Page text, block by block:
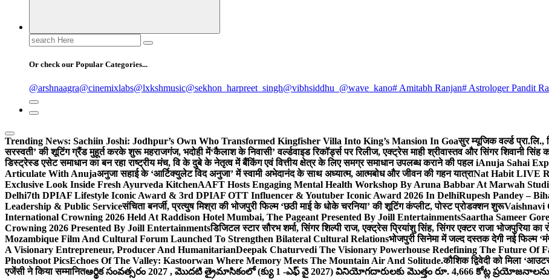
Search
for:
Or check our Popular Categories...
@arshnaagra@cinemixlabs@lxkshmusic@sekhon_harpreet_singh@vibhsiddhu_ @wave_kano# Amitabh Ranjan# Astrologer Pandit
Trending News: Sachiin Joshi: Jodhpur’s Own Who Transformed Kingfisher Villa Into King’s Mansion In Goaसुर म्यूजिक वर्ल्ड प्रा.लि.,
सरस्वती’ की शूटिंग ग्रैंड मुहूर्त करके शुरू महराजगंज, भदोही में‘कैलाश के निवासी’ वर्ल्डवाइड रिकॉर्ड्स पर रिलीज, एक्ट्रेस माही श्रीवास्तव और सिंगर शिवानी सिंह
डिस्ट्रेस्ड एसेट समाधान का बन रहा राष्ट्रीय मंच, वि के दुबे के नेतृत्व में बैंकिंग एवं वित्तीय क्षेत्र के लिए समग्र समाधान उपलब्ध कराने की पहल iAnuja Sahai
Articulate With Anujaअनुजा सहाई के ‘आर्टिक्युलेट विद अनुजा’ में स्वामी अभेदानंद के साथ अध्यात्म, आत्मबोध और जीवन की गहन यात्राNat Habit LIVE
Exclusive Look Inside Fresh Ayurveda KitchenAAFT Hosts Engaging Mental Health Workshop By Aruna Babbar At Marwah
Delhi7th DPIAF Lifestyle Iconic Award & 3rd DPIAF OTT Influencer & Youtuber Iconic Award 2026 In DelhiRupesh Pandey –
Leadership & Public Serviceसंचिता बनर्जी, प्रत्युष मिश्रा की भोजपुरी फिल्म ‘छठी माई के धोके चरनिया’ की शूटिंग कंप्लीट, पोस्ट प्रोडक्शन शुरूVaishnavi
International Crowning 2026 Held At Raddison Hotel Mumbai, The Pageant Presented By Joill EntertainmentsSaartha Sameer
Crowning 2026 Presented By Joill Entertainmentsडिजिटल स्टार सौरभ शर्मा, सिंगर शिल्पी राज, एक्ट्रेस प्रियांशु सिंह, सिंगर एक्टर राजा भोजपुरिया का
Mozambique Film And Cultural Forum Launched To Strengthen Bilateral Cultural Relationsभोजपुरी सिनेमा में जल्द दस्तक देगी नई फिल्म
A Visionary Entrepreneur, Producer And HumanitarianDeepak Chaturvedi The Visionary Powerhouse Redefining The Future Of
Photoshoot PicsEchoes Of The Valley: Kastoorwan Where Memory Meets The Mountain Air And Solitude.कौशिक द्विवेदी को मिला
एजेंसी ने किया सम्मानितఆర్థిక సంవత్సరం 2027 , మొదటి త్రైమాసికంలో (క్యు 1 -ఎఫ్ వై 2027) వినియోగదారులకు మొత్తం రూ. 4,666 కోట్ల